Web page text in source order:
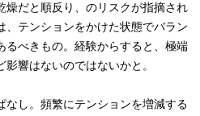
燥だと順反り、のリスクが指摘され
、テンションをかけた状態でバラン
るべきもの。経験からすると、極端
響はないのではないかと。
なし。頻繁にテンションを増減する